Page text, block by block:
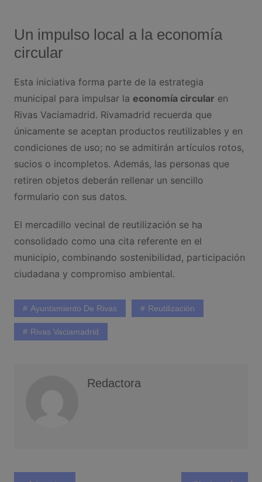
Un impulso local a la economía
circular
Esta iniciativa forma parte de la estrategia
municipal para impulsar la economía circular en
Rivas Vaciamadrid. Rivamadrid recuerda que
únicamente se aceptan productos reutilizables y en
condiciones de uso; no se admitirán artículos rotos,
sucios o incompletos. Además, las personas que
retiren objetos deberán rellenar un sencillo
formulario con sus datos.
El mercadillo vecinal de reutilización se ha
consolidado como una cita referente en el
municipio, combinando sostenibilidad, participación
ciudadana y compromiso ambiental.
Ayuntamiento De Rivas Reutilización
Rivas Vaciamadrid
Redactora